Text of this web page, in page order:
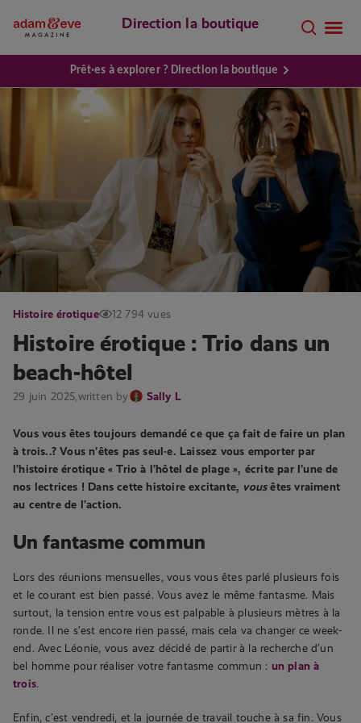
Direction la boutique
Prêt·es à explorer ? Direction la boutique
Histoire érotique 12 794 vues
Histoire érotique : Trio dans un
beach-hôtel
29 juin 2025,written by Sally L
Vous vous êtes toujours demandé ce que ça fait de faire un plan
à trois..? Vous n’êtes pas seul·e. Laissez vous emporter par
l’histoire érotique « Trio à l’hôtel de plage », écrite par l’une de
nos lectrices ! Dans cette histoire excitante, vousêtes vraiment
au centre de l’action.
Un fantasme commun
Lors des réunions mensuelles, vous vous êtes parlé plusieurs fois
et le courant est bien passé. Vous avez le même fantasme. Mais
surtout, la tension entre vous est palpable à plusieurs mètres à la
ronde. Il ne s’est encore rien passé, mais cela va changer ce week-
end. Avec Léonie, vous avez décidé de partir à la recherche d’un
bel homme pour réaliser votre fantasme commun : un plan à
trois.
Enfin, c’est vendredi, et la journée de travail touche à sa fin. Vous